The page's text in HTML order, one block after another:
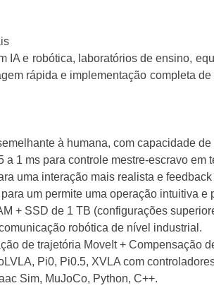
e robótica, laboratórios de ensino,
rápida e implementação completa
à humana, com capacidade
1 ms para controle mestre-escravo
uma interação mais realista e
um permite uma operação intuitiva
+ SSD de 1 TB (configurações
robótica de nível industrial.
de trajetória MoveIt + Compensação
Pi0, Pi0.5, XVLA com
Sim, MuJoCo, Python, C++.